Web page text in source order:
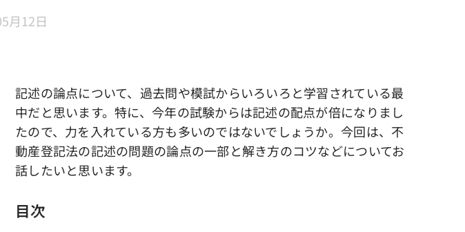
月12日
記述の論点について、過去問や模試からいろいろと学習されている最
中だと思います。特に、今年の試験からは記述の配点が倍になりまし
たので、力を入れている方も多いのではないでしょうか。今回は、不
動産登記法の記述の問題の論点の一部と解き方のコツなどについてお
話したいと思います。
目次